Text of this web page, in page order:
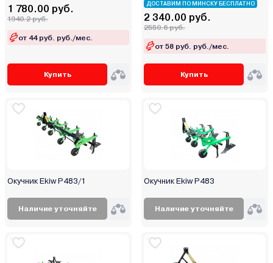
1 780.00 руб.
1940.2 руб.
от 44 руб. руб./мес.
Купить
ДОСТАВИМ ПО МИНСКУ БЕСПЛАТНО
2 340.00 руб.
2550.6 руб.
от 58 руб. руб./мес.
Купить
Окучник Ekiw Р483/1
Наличие уточняйте
Окучник Ekiw Р483
Наличие уточняйте